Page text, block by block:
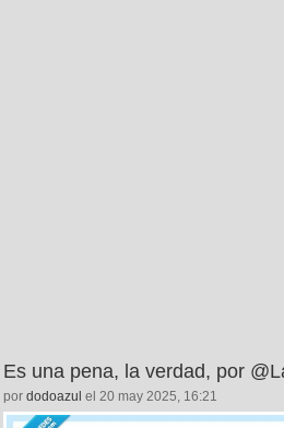
Es una pena, la verdad, por
por dodoazul el 20 may 2025, 16:21